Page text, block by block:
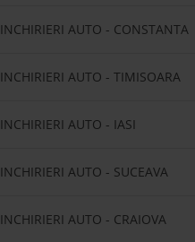
INCHIRIERI AUTO - CONSTANTA
INCHIRIERI AUTO - TIMISOARA
INCHIRIERI AUTO - IASI
INCHIRIERI AUTO - SUCEAVA
INCHIRIERI AUTO - CRAIOVA